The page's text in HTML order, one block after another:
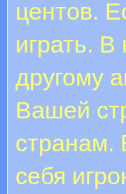
центов.
играть.
другому
Вашей
странам.
себя